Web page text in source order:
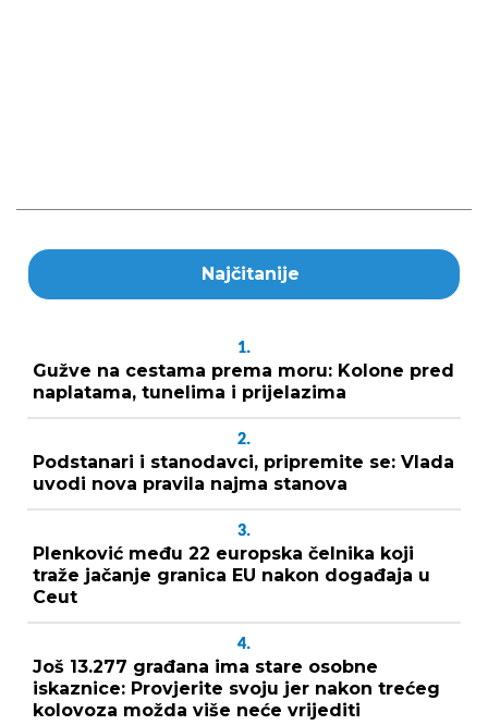
Najčitanije
1.
Gužve na cestama prema moru: Kolone pred
naplatama, tunelima i prijelazima
2.
Podstanari i stanodavci, pripremite se: Vlada
uvodi nova pravila najma stanova
3.
Plenković među 22 europska čelnika koji
traže jačanje granica EU nakon događaja u
Ceut
4.
Još 13.277 građana ima stare osobne
iskaznice: Provjerite svoju jer nakon trećeg
kolovoza možda više neće vrijediti